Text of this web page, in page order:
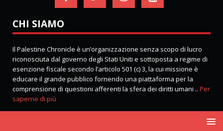
CHI SIAMO
Il Palestine Chronicle è un’organizzazione senza scopo di lucro
riconosciuta dal governo degli Stati Uniti e sottoposta a regime di
esenzione fiscale secondo l’articolo 501 (c) 3, la cui missione è
educare il grande pubblico fornendo una piattaforma per la
comprensione di questioni afferenti la sfera dei diritti umani .. Per
saperne di più